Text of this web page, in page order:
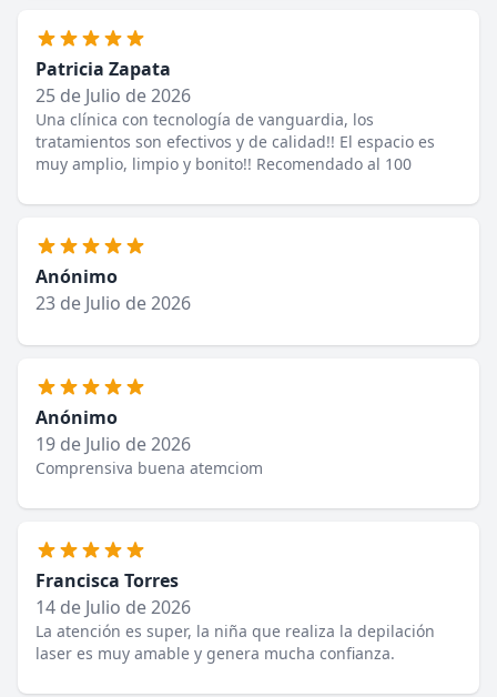
Patricia Zapata
25 de Julio de 2026
Una clínica con tecnología de vanguardia, los
tratamientos son efectivos y de calidad!! El espacio es
muy amplio, limpio y bonito!! Recomendado al 100
Anónimo
23 de Julio de 2026
Anónimo
19 de Julio de 2026
Comprensiva buena atemciom
Francisca Torres
14 de Julio de 2026
La atención es super, la niña que realiza la depilación
laser es muy amable y genera mucha confianza.